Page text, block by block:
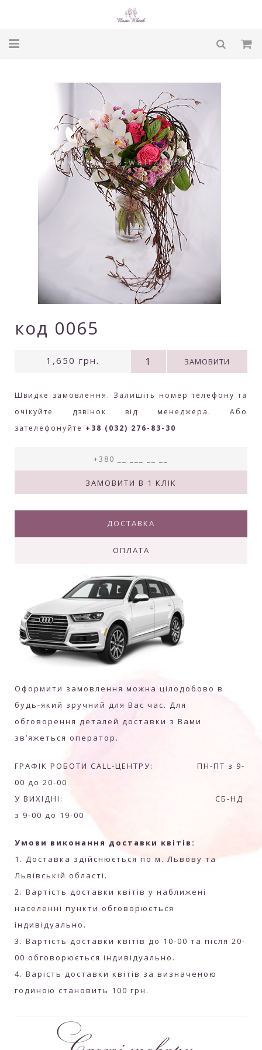
Умови доставки
код 0065
1,650 грн. ЗАМОВИТИ
Швидке замовлення. Залишіть номер телефону та
очікуйте дзвінок від менеджера. Або
зателефонуйте +38 (032) 276-83-30
ДОСТАВКА
ОПЛАТА
Оформити замовлення можна цілодобово в
будь-який зручний для Вас час. Для
обговорення деталей доставки з Вами
зв’яжеться оператор.
ГРАФІК РОБОТИ CALL-ЦЕНТРУ: ПН-ПТ з 9-
00 до 20-00
У ВИХІДНІ: СБ-НД
з 9-00 до 19-00
Умови виконання доставки квітів:
1. Доставка здійснюється по м. Львову та
Львівській області.
2. Вартість доставки квітів у наближені
населенні пункти обговорюється
індивідуально.
3. Вартість доставки квітів до 10-00 та після 20-
00 обговорюється індивідуально.
4. Варість доставки квітів за визначеною
годиною становить 100 грн.